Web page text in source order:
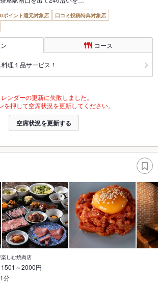
ポイント還元対象店
口コミ投稿特典対象店
コース
理１品サービス！
ンダーの更新に失敗しました。
を押して空席状況を更新してください。
空席状況を更新する
しむ焼肉店
1501～2000円
分